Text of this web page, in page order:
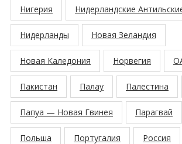
Нигерия Нидерландские
Нидерланды Новая Зеландия
Новая Каледония Норвегия
Пакистан Палау Палестина
Папуа — Новая Гвинея Парагвай
Польша Португалия Россия